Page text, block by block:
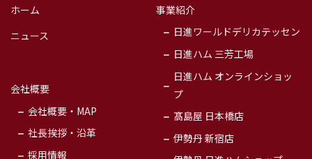
式会社＜日進ハ
ム＞
ホーム
ニュース
会社概要
会社概要・MAP
社長挨拶・沿革
採用情報
事業紹介
日進ワールドデリカテッセン
日進ハム 三芳工場
日進ハム オンラインショッ
プ
髙島屋 日本橋店
伊勢丹 新宿店